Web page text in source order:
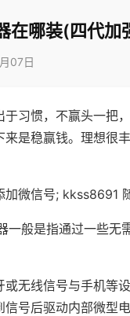
在哪装(四代加
07日
习惯，不赢头一把
是稳赢钱。理想很丰
微信号; kkss8691
一般是指通过一些无
无线信号与手机等
号后驱动内部微型